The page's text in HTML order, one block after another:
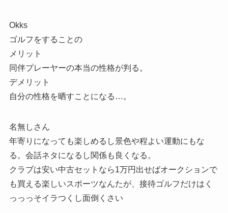
Okks
ゴルフをすることの
メリット
同伴プレーヤーの本当の性格が判る。
デメリット
自分の性格を晒すことになる…。
名無しさん
年寄りになっても楽しめるし景色や程よい運動にもな
る。会話ネタになるし関係も良くなる。
クラブは安い中古セットなら1万円出せばオークションで
も買える楽しいスポーツなんたが、接待ゴルフだけはく
っっっそイラつくし面倒くさい